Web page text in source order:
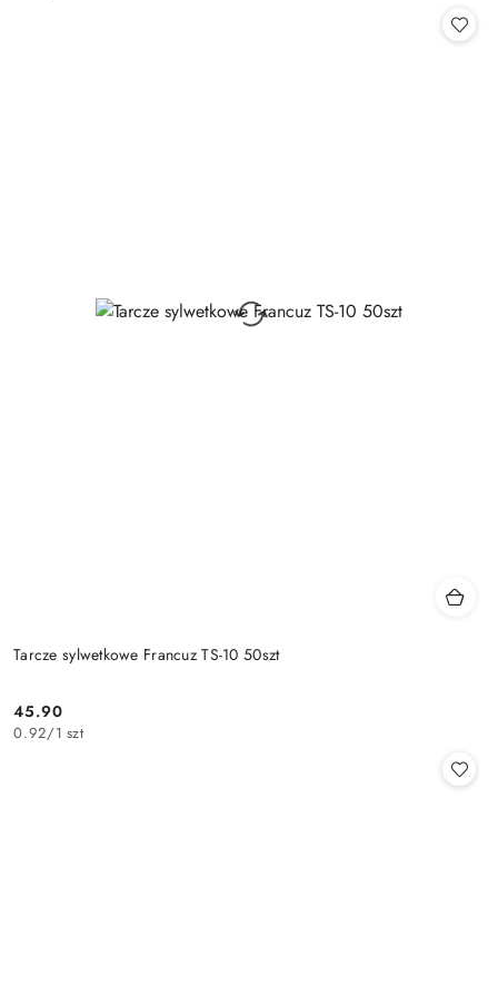
Tarcze sylwetkowe Francuz TS-10 50szt
Cena:
45.90
0.92/1 szt